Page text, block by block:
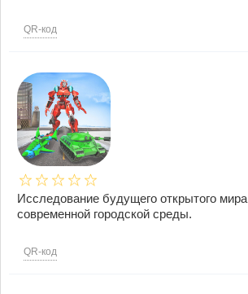
QR-код
Исследование будущего открытого мира
современной городской среды.
QR-код